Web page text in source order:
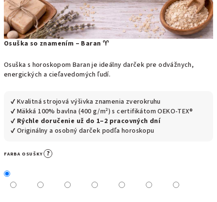
Osuška so znamením – Baran ♈
Osuška s horoskopom Baran je ideálny darček pre odvážnych,
energických a cieľavedomých ľudí.
✔ Kvalitná strojová výšivka znamenia zverokruhu
✔ Mäkká 100% bavlna (400 g/m²) s certifikátom OEKO-TEX®
✔ Rýchle doručenie už do 1–2 pracovných dní
✔ Originálny a osobný darček podľa horoskopu
FARBA OSUŠKY ?